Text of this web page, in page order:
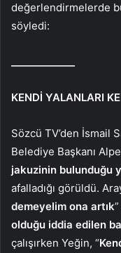
değerlendirmelerde
söyledi:
KENDİ YALANLARI
Sözcü TV’den İsmail
Belediye Başkanı
jakuzinin bulunduğu
afalladığı görüldü.
demeyelim ona artık
olduğu iddia edilen
çalışırken Yeğin, “